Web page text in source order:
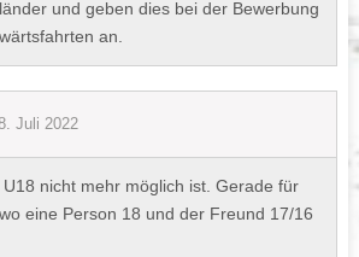
und geben dies bei der Bewerbung
an.
Juli 2022
nicht mehr möglich ist. Gerade für
eine Person 18 und der Freund 17/16